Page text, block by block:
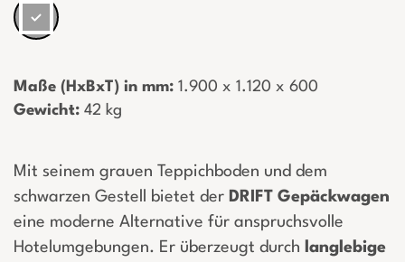
Maße (HxBxT) in mm: ­ 1.900 x 1.120 x 600
Gewicht: ­ 42 kg
Mit seinem grauen Teppichboden und dem
schwarzen Gestell bietet der DRIFT Gepäckwagen
eine moderne Alternative für anspruchsvolle
Hotelumgebungen. Er überzeugt durch
langlebige